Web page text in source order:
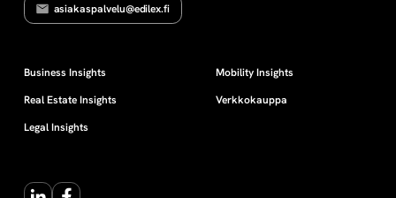
asiakaspalvelu@edilex.fi
Business Insights
Real Estate Insights
Legal Insights
Mobility Insights
Verkkokauppa
LinkedInFacebook